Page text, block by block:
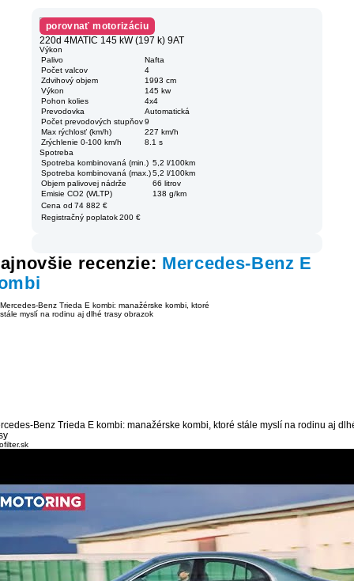
porovnať motorizáciu
220d 4MATIC 145 kW (197 k) 9AT
Výkon
Palivo
Nafta
Počet valcov
4
Zdvihový objem
1993 cm
Výkon
145 kw
Pohon kolies
4x4
Prevodovka
Automatická
Počet prevodových stupňov 9
Max rýchlosť (km/h)
227 km/h
Zrýchlenie 0-100 km/h
8.1 s
Spotreba
Spotreba kombinovaná (min.) 5,2 l/100km
Spotreba kombinovaná (max.) 5,2 l/100km
Objem palivovej nádrže
66 litrov
Emisie CO2 (WLTP)
138 g/km
Cena od 74 882 €
Registračný poplatok 200 €
recenzie: Mercedes-Benz E
Benz Trieda E kombi: manažérske kombi, ktoré stále myslí na rodinu aj